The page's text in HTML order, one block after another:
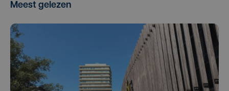
Meest gelezen